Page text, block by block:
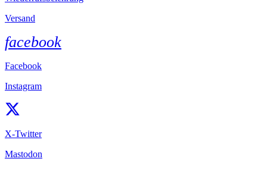
Versand
facebook
Facebook
Instagram
X-Twitter
Mastodon